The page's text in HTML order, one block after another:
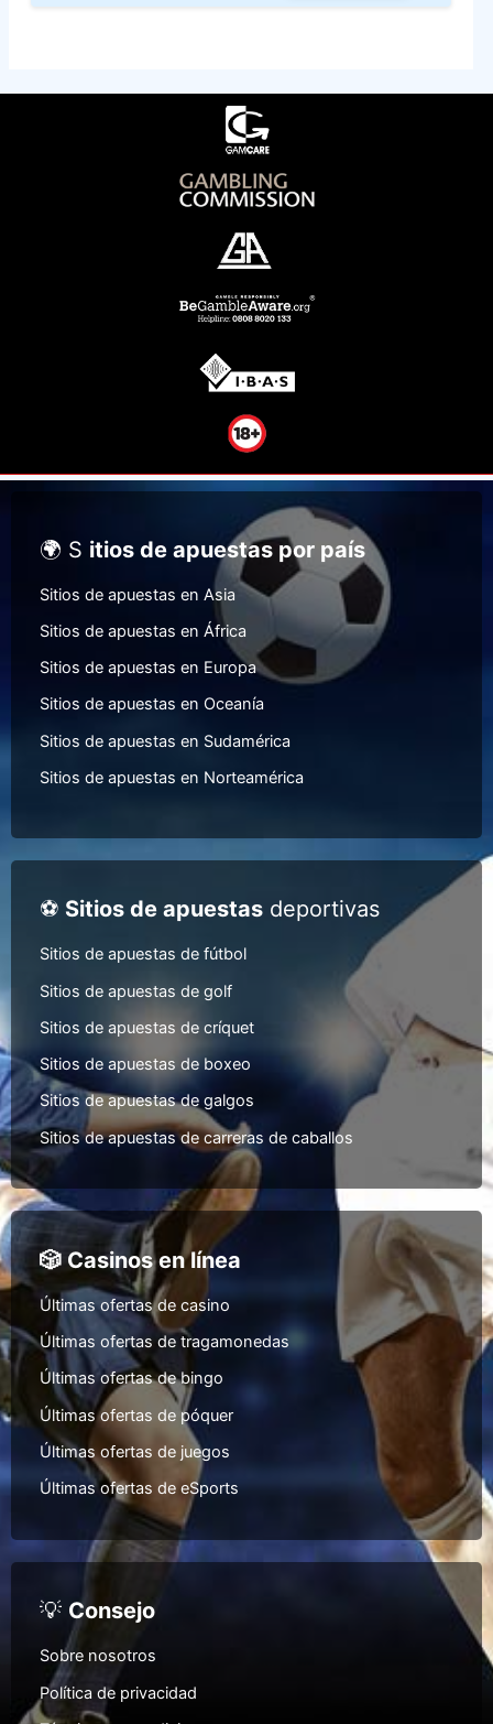
🌍 S itios de apuestas por país
Sitios de apuestas en Asia
Sitios de apuestas en África
Sitios de apuestas en Europa
Sitios de apuestas en Oceanía
Sitios de apuestas en Sudamérica
Sitios de apuestas en Norteamérica
⚽ Sitios de apuestas deportivas
Sitios de apuestas de fútbol
Sitios de apuestas de golf
Sitios de apuestas de críquet
Sitios de apuestas de boxeo
Sitios de apuestas de galgos
Sitios de apuestas de carreras de caballos
🎲 Casinos en línea
Últimas ofertas de casino
Últimas ofertas de tragamonedas
Últimas ofertas de bingo
Últimas ofertas de póquer
Últimas ofertas de juegos
Últimas ofertas de eSports
💡 Consejo
Sobre nosotros
Política de privacidad